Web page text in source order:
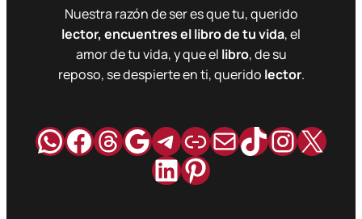
Nuestra razón de ser es que tu, querido
lector, encuentres el libro de tu vida, el
amor de tu vida, y que el libro, de su
reposo, se despierte en ti, querido lector.
WhatsApp
Facebook
Hilos
Google
Telegram
Enlace
Correo
TikTok
X
LinkedIn
Pinterest